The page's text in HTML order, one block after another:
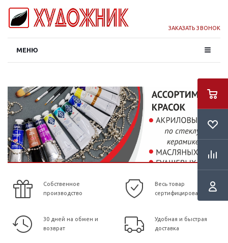
ЗАКАЗАТЬ ЗВОНОК
МЕНЮ
Собственное
производство
Весь товар
сертифицирован
30 дней на обмен и
возврат
Удобная и быстрая
доставка